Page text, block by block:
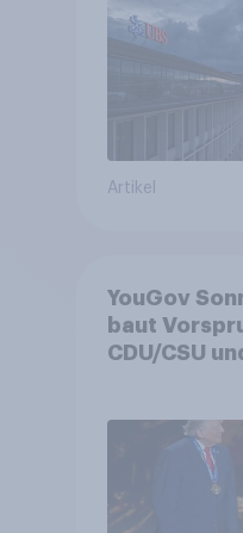
von
Artikel
YouGov
baut
CDU/CSU
Fußball-WM